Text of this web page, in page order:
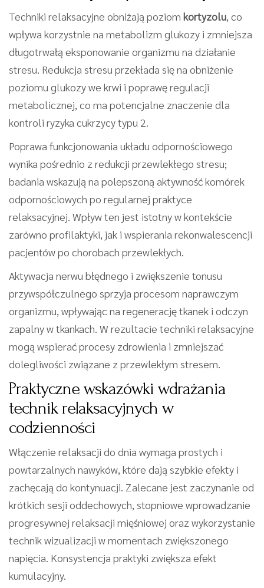
Techniki relaksacyjne obniżają poziom kortyzolu, co
wpływa korzystnie na metabolizm glukozy i zmniejsza
długotrwałą eksponowanie organizmu na działanie
stresu. Redukcja stresu przekłada się na obniżenie
poziomu glukozy we krwi i poprawę regulacji
metabolicznej, co ma potencjalne znaczenie dla
kontroli ryzyka cukrzycy typu 2.
Poprawa funkcjonowania układu odpornościowego
wynika pośrednio z redukcji przewlekłego stresu;
badania wskazują na polepszoną aktywność komórek
odpornościowych po regularnej praktyce
relaksacyjnej. Wpływ ten jest istotny w kontekście
zarówno profilaktyki, jak i wspierania rekonwalescencji
pacjentów po chorobach przewlekłych.
Aktywacja nerwu błędnego i zwiększenie tonusu
przywspółczulnego sprzyja procesom naprawczym
organizmu, wpływając na regenerację tkanek i odczyn
zapalny w tkankach. W rezultacie techniki relaksacyjne
mogą wspierać procesy zdrowienia i zmniejszać
dolegliwości związane z przewlekłym stresem.
Praktyczne wskazówki wdrażania
technik relaksacyjnych w
codzienności
Włączenie relaksacji do dnia wymaga prostych i
powtarzalnych nawyków, które dają szybkie efekty i
zachęcają do kontynuacji. Zalecane jest zaczynanie od
krótkich sesji oddechowych, stopniowe wprowadzanie
progresywnej relaksacji mięśniowej oraz wykorzystanie
technik wizualizacji w momentach zwiększonego
napięcia. Konsystencja praktyki zwiększa efekt
kumulacyjny.